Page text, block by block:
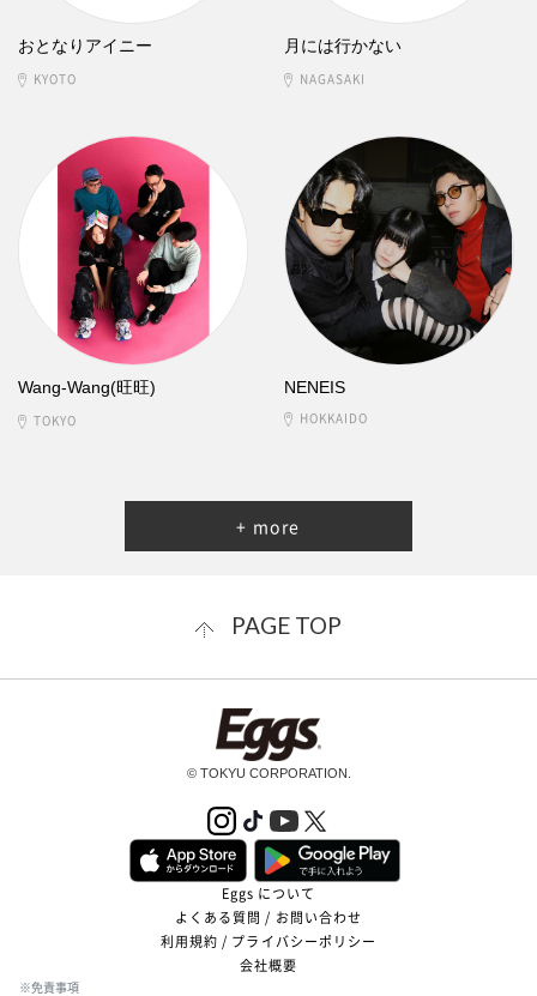
おとなりアイニー
KYOTO
月には行かない
NAGASAKI
Wang-Wang(旺旺)
TOKYO
NENEIS
HOKKAIDO
+ more
PAGE TOP
© TOKYU CORPORATION.
Eggs について
よくある質問 / お問い合わせ
利用規約 / プライバシーポリシー
会社概要
※免責事項